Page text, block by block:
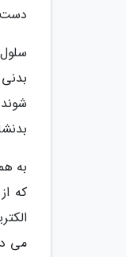
دست
به
که
می